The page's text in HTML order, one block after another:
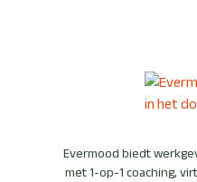
Evermood biedt
met 1-op-1 coaching,